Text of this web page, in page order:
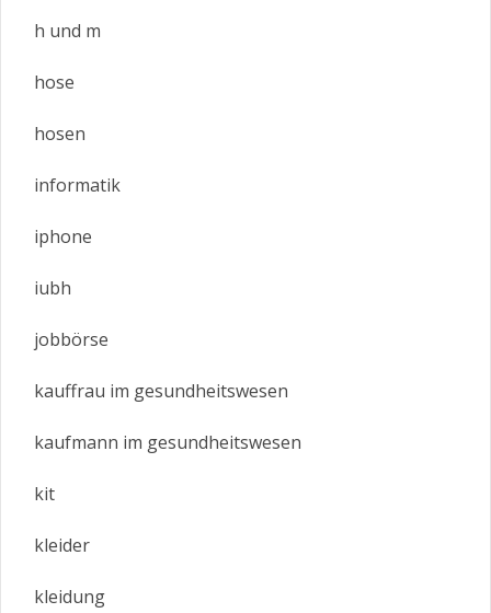
h und m
hose
hosen
informatik
iphone
iubh
jobbörse
kauffrau im gesundheitswesen
kaufmann im gesundheitswesen
kit
kleider
kleidung